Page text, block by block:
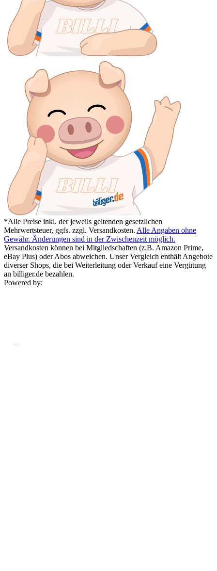
*Alle Preise inkl. der jeweils geltenden gesetzlichen
Mehrwertsteuer, ggfs. zzgl. Versandkosten. Alle Angaben ohne
Gewähr. Änderungen sind in der Zwischenzeit möglich.
Versandkosten können bei Mitgliedschaften (z.B. Amazon Prime,
eBay Plus) oder Abos abweichen. Unser Vergleich enthält Angebote
diverser Shops, die bei Weiterleitung oder Verkauf eine Vergütung
an billiger.de bezahlen.
Powered by: